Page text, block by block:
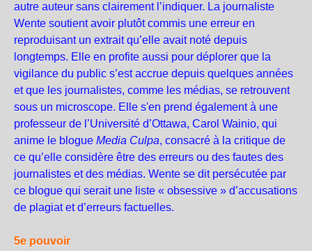
autre auteur sans clairement l’indiquer. La journaliste
Wente soutient avoir plutôt commis une erreur en
reproduisant un extrait qu’elle avait noté depuis
longtemps. Elle en profite aussi pour déplorer que la
vigilance du public s’est accrue depuis quelques années
et que les journalistes, comme les médias, se retrouvent
sous un microscope. Elle s'en prend également à une
professeur de l’Université d’Ottawa, Carol Wainio, qui
anime le blogue Media Culpa, consacré à la critique de
ce qu’elle considère être des erreurs ou des fautes des
journalistes et des médias. Wente se dit persécutée par
ce blogue qui serait une liste « obsessive » d’accusations
de plagiat et d’erreurs factuelles.
5e pouvoir